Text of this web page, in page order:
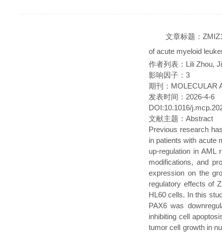
文章标题：
of acute myeloid
作者列表：Lili Zhou,
影响因子：3
期刊：MOLECULAR
发表时间：2026-4-6
DOI:10.1016/
文献主题：Abstract
Previous research
in patients with acute
up-regulation in AML
modifications, and
expression on the
regulatory effects of
HL60 cells. In this
PAX6 was
inhibiting cell
tumor cell growth in